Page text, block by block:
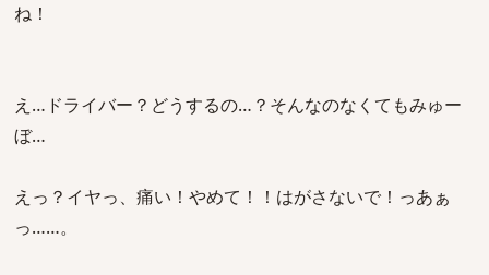
ね！
え…ドライバー？どうするの…？そんなのなくてもみゅー
ぼ…
えっ？イヤっ、痛い！やめて！！はがさないで！っあぁ
っ……。